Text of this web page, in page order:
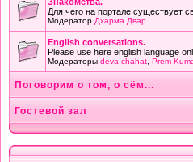
Для чего на портале существует
Модератор Дхарма Двар
English conversations.
Please use here english language
Модераторы deva chahat Prem
Поговорим о том, о сём...
Гостевой зал